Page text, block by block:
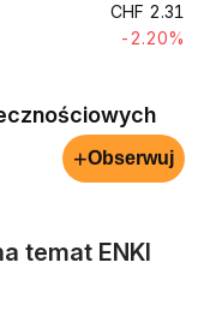
CHF 2.31
-2.20%
+Obserwuj
temat ENKI